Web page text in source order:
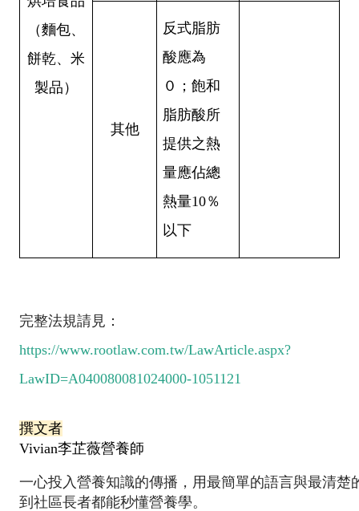
（麵包、
餅乾、米
製品）
其他
反式脂肪
酸應為
０；飽和
脂肪酸所
提供之熱
量應佔總
熱量10％
以下
完整法規請見：
https://www.rootlaw.com.tw/LawArticle.aspx?
LawID=A040080081024000-1051121
撰文者
Vivian李芷薇營養師
一心投入營養知識的傳播，用最簡單的語言與最清楚
到社區長者都能秒懂營養學。